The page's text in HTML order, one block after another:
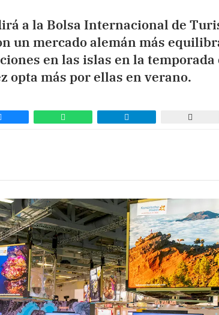
a la Bolsa Internacional de
un mercado alemán más
en las islas en la temporada
opta más por ellas en verano.